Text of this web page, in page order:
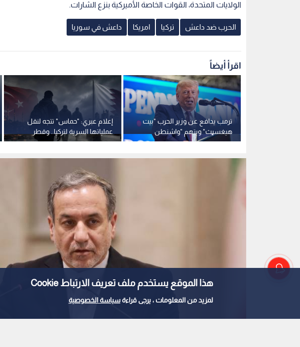
هذا الموقع يستخدم ملف تعريف الارتباط Cookie
لمزيد من المعلومات ، يرجى قراءةسياسة الخصوصية
الولايات المتحدة، القوات الخاصة الأميركية بنزع الشارات.
الحرب ضد داعش تركيا امريكا داعش في سوريا
اقرأ أيضاً
إعلام عبري: "حماس" تتجه لنقل
عملياتها السرية لتركيا.. وقطر
تفرض قيودا على قيادتها
ترمب يدافع عن وزير الحرب "بيت
هيغسيث" ويتهم "واشنطن
بوست" بـ "الخيانة"